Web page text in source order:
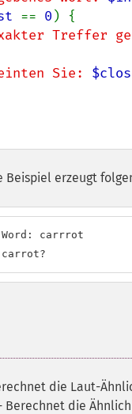
== 0 ) {
Treffer
Sie:
Beispiel erzeugt
Word: carrrot
die Laut-
Berechnet die